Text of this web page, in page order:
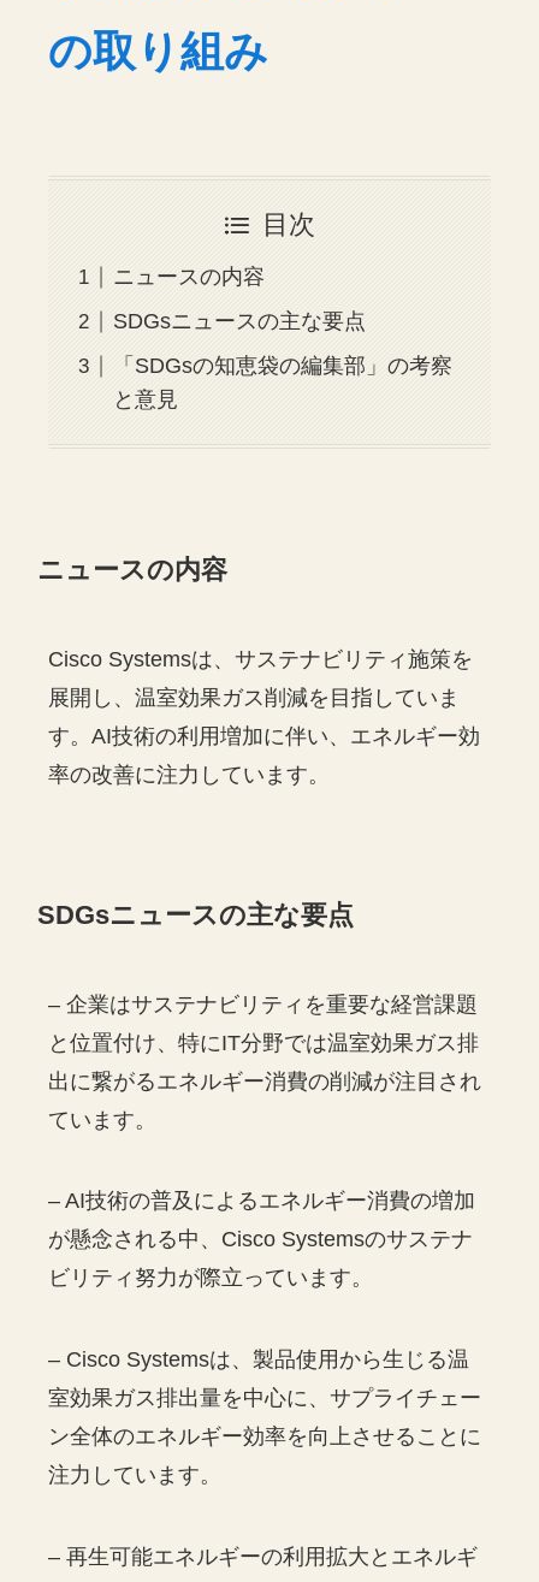
の取り組み
目次
ニュースの内容
SDGsニュースの主な要点
「SDGsの知恵袋の編集部」の考察
と意見
ニュースの内容
Cisco Systemsは、サステナビリティ施策を
展開し、温室効果ガス削減を目指していま
す。AI技術の利用増加に伴い、エネルギー効
率の改善に注力しています。
SDGsニュースの主な要点
– 企業はサステナビリティを重要な経営課題
と位置付け、特にIT分野では温室効果ガス排
出に繋がるエネルギー消費の削減が注目され
ています。
– AI技術の普及によるエネルギー消費の増加
が懸念される中、Cisco Systemsのサステナ
ビリティ努力が際立っています。
– Cisco Systemsは、製品使用から生じる温
室効果ガス排出量を中心に、サプライチェー
ン全体のエネルギー効率を向上させることに
注力しています。
– 再生可能エネルギーの利用拡大とエネルギ